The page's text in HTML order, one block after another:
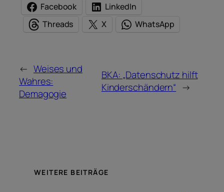
Facebook
LinkedIn
Threads
X WhatsApp
← Weises und
Wahres:
Demagogie
BKA: „Datenschutz hilft
Kinderschändern“ →
WEITERE BEITRÄGE